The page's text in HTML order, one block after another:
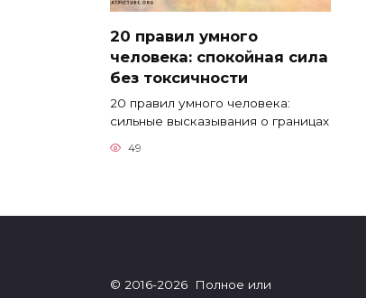
20 правил умного
человека: спокойная сила
без токсичности
20 правил умного человека:
сильные высказывания о границах
49
© 2016-2026 Полное или